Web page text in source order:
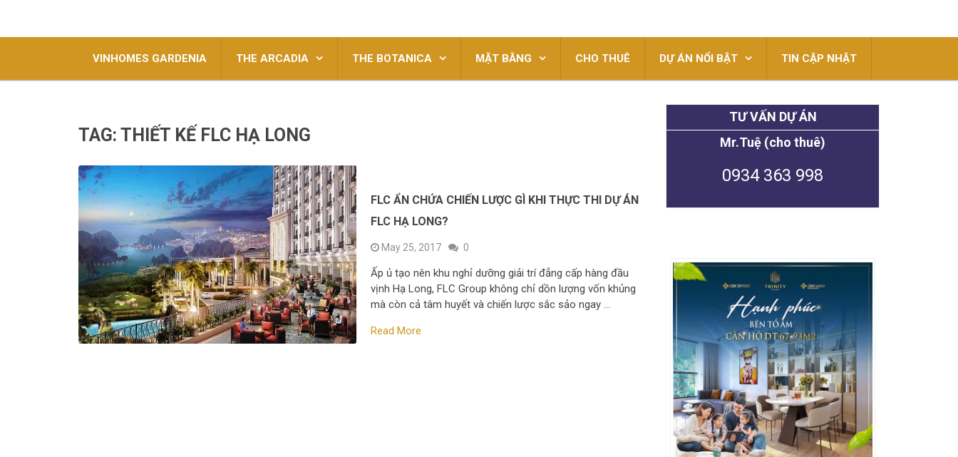
VINHOMES GARDENIA THE ARCADIA THE BOTANICA MẶT BẰNG CHO THUÊ DỰ ÁN NỔI BẬT TIN CẬP NHẬT
TAG: THIẾT KẾ FLC HẠ LONG
FLC ẨN CHỨA CHIẾN LƯỢC GÌ KHI THỰC THI DỰ ÁN
FLC HẠ LONG?
May 25, 2017 0
Ấp ủ tạo nên khu nghỉ dưỡng giải trí đẳng cấp hàng đầu
vịnh Hạ Long, FLC Group không chỉ dồn lượng vốn khủng
mà còn cả tâm huyết và chiến lược sắc sảo ngay …
Read More
TƯ VẤN DỰ ÁN
Mr.Tuệ (cho thuê)
0934 363 998